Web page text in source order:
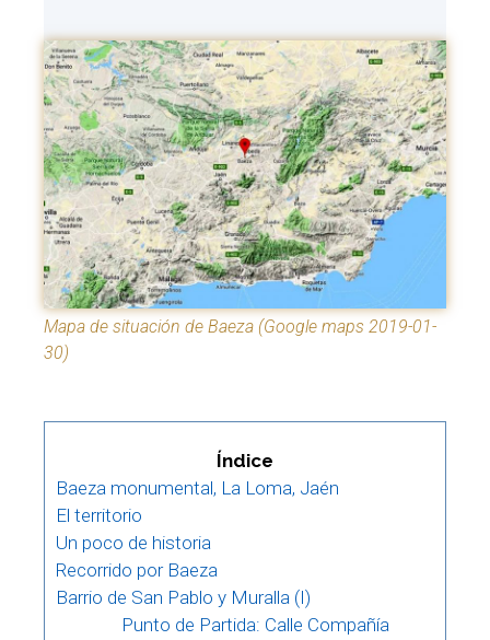
Mapa de situación de Baeza (Google maps 2019-01-
30)
Índice
Baeza monumental, La Loma, Jaén
El territorio
Un poco de historia
Recorrido por Baeza
Barrio de San Pablo y Muralla (I)
Punto de Partida: Calle Compañía